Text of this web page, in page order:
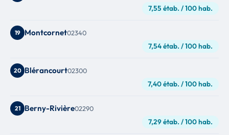
7,55 étab. / 100 hab.
19 Montcornet02340
7,54 étab. / 100 hab.
20 Blérancourt02300
7,40 étab. / 100 hab.
21 Berny-Rivière02290
7,29 étab. / 100 hab.